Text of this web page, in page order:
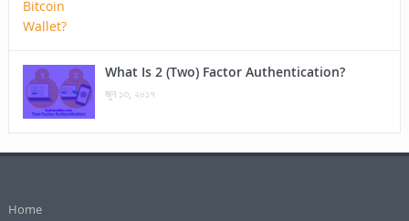
What Is 2 (Two) Factor Authentication?
জুন ১৩, ২০১৭
Home